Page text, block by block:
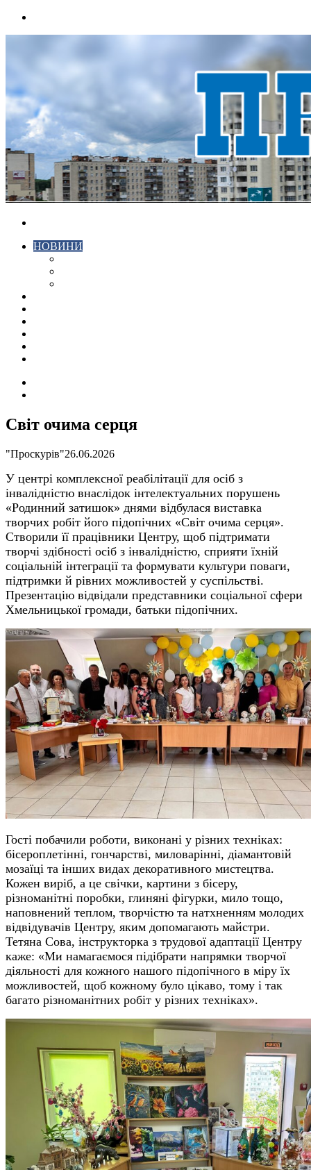
НОВИНИ
Світ очима серця
"Проскурів"26.06.2026
У центрі комплексної реабілітації для осіб з
інвалідністю внаслідок інтелектуальних порушень
«Родинний затишок» днями відбулася виставка
творчих робіт його підопічних «Світ очима серця».
Створили її працівники Центру, щоб підтримати
творчі здібності осіб з інвалідністю, сприяти їхній
соціальній інтеграції та формувати культури поваги,
підтримки й рівних можливостей у суспільстві.
Презентацію відвідали представники соціальної сфери
Хмельницької громади, батьки підопічних.
Гості побачили роботи, виконані у різних техніках:
бісероплетінні, гончарстві, миловарінні, діамантовій
мозаїці та інших видах декоративного мистецтва.
Кожен виріб, а це свічки, картини з бісеру,
різноманітні поробки, глиняні фігурки, мило тощо,
наповнений теплом, творчістю та натхненням молодих
відвідувачів Центру, яким допомагають майстри.
Тетяна Сова, інструкторка з трудової адаптації Центру
каже: «Ми намагаємося підібрати напрямки творчої
діяльності для кожного нашого підопічного в міру їх
можливостей, щоб кожному було цікаво, тому і так
багато різноманітних робіт у різних техніках».